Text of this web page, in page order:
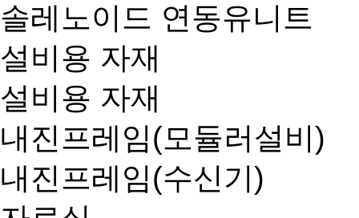
솔레노이드 연동유니트
설비용 자재
설비용 자재
내진프레임(모듈러설비)
내진프레임(수신기)